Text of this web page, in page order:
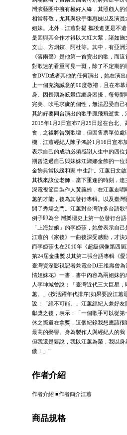
灣演藝圈中擁有極好人緣，其照顧人
相當尊敬，尤其與歌手張惠妹以及演員
姐妹。此外，江蕙對提 攜後進更是不
是因與其合作才得以大紅大紫，諸如
文山、方炯鑌、阿杜等。其中，有亞洲
《落雨聲》是他第一首賣出的歌，而
對歌迷的看重可見一斑，除了不定期
會DVD或者其他的任何演出，她在演
上一個充滿誠意的90度敬禮，且在布
身。因長期為眩暈症纏身困擾，每每
完美、吹毛求疵的個性，無法忍受自
其約好要同台演出的歌手鳳飛飛逝世
2015年1月2日宣布7月25日起在台北
會，之後將告別歌壇，但因售票單位
機，江蕙經紀人陳子鴻於1月16日宣布
表示自己的成功必須感謝人生中的四
期曾送過自己與妹妹江淑娜金飾的一
金飾典當以緩和家 中生計。江蕙日文
其找來該位老師，當下重逢的時刻，
深電視節目製作人黃義雄，在江蕙走
蕙的才能，後為其發行專輯。以及臺
開了秀場之門。江蕙對台灣許多台語
例子即為台 灣樂壇史上第一位發行台
「上海姑娘」的李婭莎，她曾表示自
江蕙的《家後》一曲後深受感動，才決
而李婭莎也在2010年《超級偶像第四
第24屆金曲獎以其第二張台語專輯《愛
臺灣資深影視記者兼電台DJ王祖壽曾
情姐妹花》一書，書中內容為兩姐妹的
人李坤城曾說：「臺灣近代三大巨星
蕙。」(按活躍年代排序)如果要說江蕙
說：「絕不可能。」江蕙經紀人兼好
獻獎之後，表示：「一個歌手可以從
休之際還在拿獎，這個紀錄我想應該
最高的榮譽。身為製作人與經紀人的我
但我還是要說，我以江蕙為榮，我以身
傲！」"
作者介紹
作者介紹 ■作者簡介江蕙
商品規格